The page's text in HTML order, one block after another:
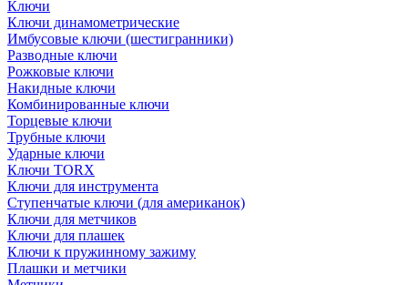
Ключи
Ключи динамометрические
Имбусовые ключи (шестигранники)
Разводные ключи
Рожковые ключи
Накидные ключи
Комбинированные ключи
Торцевые ключи
Трубные ключи
Ударные ключи
Ключи TORX
Ключи для инструмента
Ступенчатые ключи (для американок)
Ключи для метчиков
Ключи для плашек
Ключи к пружинному зажиму
Плашки и метчики